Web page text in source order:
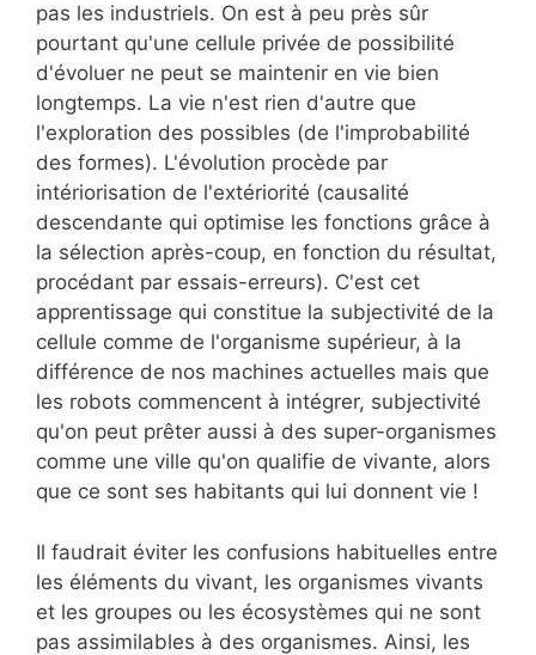
pas les industriels. On est à peu près sûr
pourtant qu'une cellule privée de possibilité
d'évoluer ne peut se maintenir en vie bien
longtemps. La vie n'est rien d'autre que
l'exploration des possibles (de l'improbabilité
des formes). L'évolution procède par
intériorisation de l'extériorité (causalité
descendante qui optimise les fonctions grâce à
la sélection après-coup, en fonction du résultat,
procédant par essais-erreurs). C'est cet
apprentissage qui constitue la subjectivité de la
cellule comme de l'organisme supérieur, à la
différence de nos machines actuelles mais que
les robots commencent à intégrer, subjectivité
qu'on peut prêter aussi à des super-organismes
comme une ville qu'on qualifie de vivante, alors
que ce sont ses habitants qui lui donnent vie !
Il faudrait éviter les confusions habituelles entre
les éléments du vivant, les organismes vivants
et les groupes ou les écosystèmes qui ne sont
pas assimilables à des organismes. Ainsi, les